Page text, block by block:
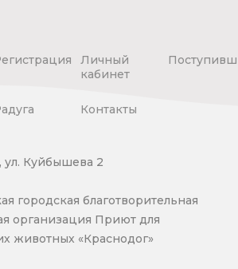
Личный
кабинет
Контакты
ул. Куйбышева 2
городская благотворительная
организация Приют для
животных «Краснодог»